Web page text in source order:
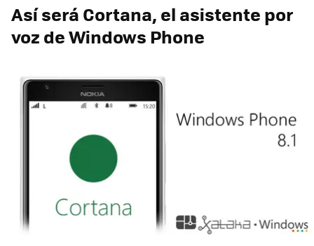
Así será Cortana, el asistente por
voz de Windows Phone